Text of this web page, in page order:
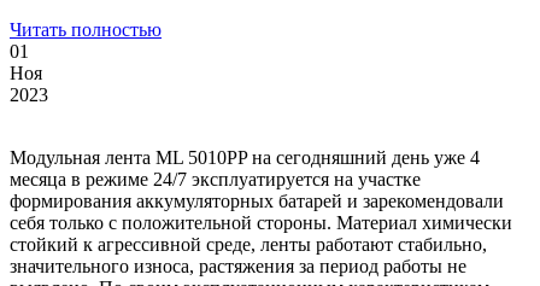
Читать полностью
01
Ноя
2023
Модульная лента ML 5010PP на сегодняшний день уже 4
месяца в режиме 24/7 эксплуатируется на участке
формирования аккумуляторных батарей и зарекомендовали
себя только с положительной стороны. Материал химически
стойкий к агрессивной среде, ленты работают стабильно,
значительного износа, растяжения за период работы не